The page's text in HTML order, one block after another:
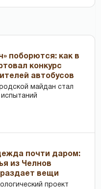
поборются: как в
конкурс
автобусов
майдан стал
почти даром:
из Челнов
вещи
проект